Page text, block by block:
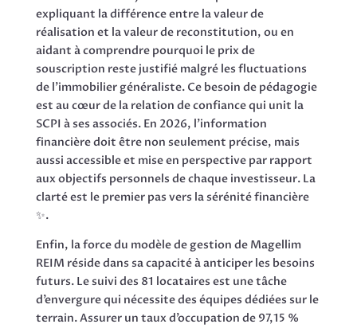
expliquant la différence entre la valeur de
réalisation et la valeur de reconstitution, ou en
aidant à comprendre pourquoi le prix de
souscription reste justifié malgré les fluctuations
de l’immobilier généraliste. Ce besoin de pédagogie
est au cœur de la relation de confiance qui unit la
SCPI à ses associés. En 2026, l’information
financière doit être non seulement précise, mais
aussi accessible et mise en perspective par rapport
aux objectifs personnels de chaque investisseur. La
clarté est le premier pas vers la sérénité financière
✨.
Enfin, la force du modèle de gestion de Magellim
REIM réside dans sa capacité à anticiper les besoins
futurs. Le suivi des 81 locataires est une tâche
d’envergure qui nécessite des équipes dédiées sur le
terrain. Assurer un taux d’occupation de 97,15 %